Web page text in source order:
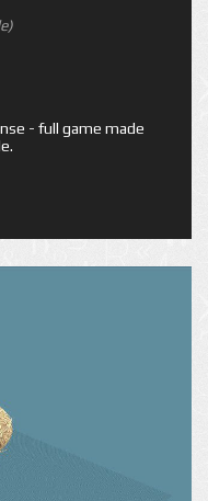
- full game made